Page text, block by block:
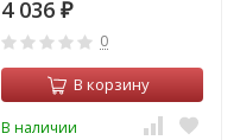
IP67
4 036 ₽
0
В корзину
В наличии